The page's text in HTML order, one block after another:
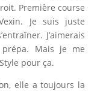
Première course
Je suis juste
J’aimerais
Mais je me
pour ça.
elle a toujours la